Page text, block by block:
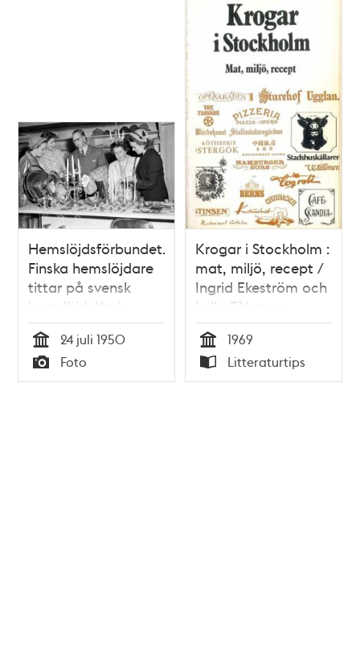
Hemslöjdsförbundet.
Finska hemslöjdare
tittar på svensk
hemslöjd. Karin
Regner (rutig
klänning) visar de
finska gästerna
Tid
24 juli 1950
Typ
Foto
Krogar i Stockholm :
mat, miljö, recept /
Ingrid Ekeström och
Leila Fåhræus
Tid
1969
Typ
Litteraturtips